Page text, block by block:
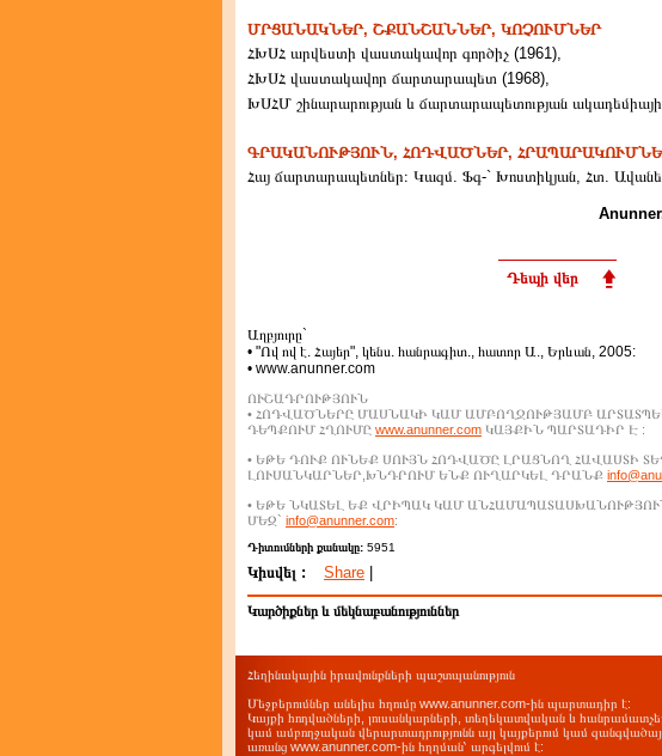
ՄՐՑԱՆԱԿՆԵՐ, ՇՔԱՆՇԱՆՆԵՐ, ԿՈՉՈՒՄՆԵՐ
ՀԽՍՀ արվեստի վաստակավոր գործիչ (1961),
ՀԽՍՀ վաստակավոր ճարտարապետ (1968),
ԽՍՀՄ շինարարության և ճարտարապետության
ԳՐԱԿԱՆՈՒԹՅՈՒՆ, ՀՈԴՎԱԾՆԵՐ,
Հայ ճարտարապետներ։ Կազմ. Ֆգ-` Խոստիկյան, Հտ.
Դեպի վեր
Աղբյուրը`
• "Ով ով է. Հայեր", կենս. հանրագիտ., հատոր Ա., Երևան, 2005:
• www.anunner.com
ՈՒՇԱԴՐՈՒԹՅՈՒՆ
• ՀՈԴՎԱԾՆԵՐԸ ՄԱՍՆԱԿԻ ԿԱՄ ԱՄԲՈՂՋՈՒԹՅԱՄԲ
ԴԵՊՔՈՒՄ ՀՂՈՒՄԸ www.anunner.com ԿԱՅՔԻՆ ՊԱՐՏԱԴԻՐ Է :
• ԵԹԵ ԴՈՒՔ ՈՒՆԵՔ ՍՈՒՅՆ ՀՈԴՎԱԾԸ ԼՐԱՑՆՈՂ ՀԱՎԱՍՏԻ
ԼՈՒՍԱՆԿԱՐՆԵՐ,ԽՆԴՐՈՒՄ ԵՆՔ ՈՒՂԱՐԿԵԼ ԴՐԱՆՔ
• ԵԹԵ ՆԿԱՏԵԼ ԵՔ ՎՐԻՊԱԿ ԿԱՄ
ՄԵԶ` info@anunner.com:
Դիտումների քանակը: 5951
Կիսվել : Share
Կարծիքներ և մեկնաբանություններ
Հեղինակային իրավունքների պաշտպանություն
Մեջբերումներ անելիս հղումը www.anunner.com-ին պարտադիր է:
Կայքի հոդվածների, լուսանկարների, տեղեկատվական և
կամ ամբողջական վերարտադրությունն այլ կայքերում կամ
առանց www.anunner.com-ին հղղման՝ արգելվում է: